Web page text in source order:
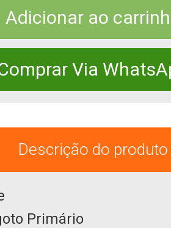
Adicionar ao
Via
Descrição do produto
Primário